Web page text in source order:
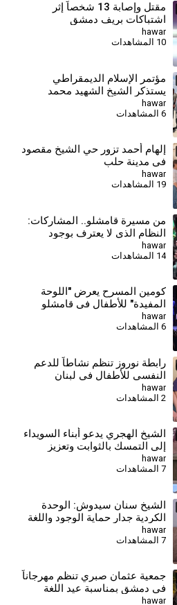
مقتل وإصابة 13 شخصاً إثر
اشتباكات بريف دمشق
hawar
10 المشاهدات
⁣مؤتمر الإسلام الديمقراطي
يستذكر الشيخ الشهيد محمد
معشوق الخزنوي
hawar
6 المشاهدات
إلهام أحمد تزور حي الشيخ مقصود
في مدينة حلب
hawar
19 المشاهدات
⁣من مسيرة قامشلو.. المشاركات:
النظام الذي لا يعترف بوجود
المرأة لا يمثلنا
hawar
14 المشاهدات
كومين المسرح يعرض "اللوحة
المفيدة" للأطفال في قامشلو
hawar
6 المشاهدات
رابطة نوروز تنظم نشاطاً للدعم
النفسي للأطفال في لبنان
hawar
2 المشاهدات
الشيخ الهجري يدعو أبناء السويداء
إلى التمسك بالثوابت وتعزيز
التماسك الداخلي
hawar
الشيخ سنان سيدوش: الوحدة
الكردية جدار حماية الوجود واللغة
والحقوق
hawar
7 المشاهدات
جمعية عثمان صبري تنظم مهرجاناً
في دمشق بمناسبة عيد اللغة
الكردية
hawar